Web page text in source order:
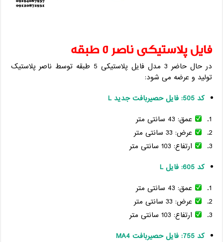
فایل پلاستیکی ناصر 5 طبقه
در حال حاضر 3 مدل فایل پلاستیکی 5 طبقه توسط ناصر پلاستیک
تولید و عرضه می شود:
کد 505: فایل حصیربافت جدید L
عمق: 43 سانتی متر
عرض: 33 سانتی متر
ارتفاع: 103 سانتی متر
کد 605: فایل L
عمق: 43 سانتی متر
عرض: 33 سانتی متر
ارتفاع: 103 سانتی متر
کد 755: فایل حصیربافت MA4